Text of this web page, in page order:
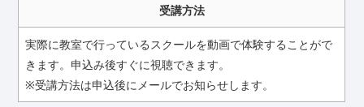
受講方法
実際に教室で行っているスクールを動画で体験することがで
きます。申込み後すぐに視聴できます。
※受講方法は申込後にメールでお知らせします。